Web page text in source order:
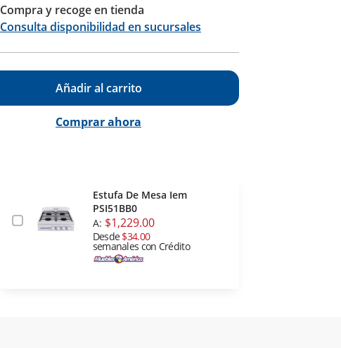
Compra y recoge en tienda
Consulta disponibilidad en sucursales
Añadir al carrito
Comprar ahora
Estufa De Mesa Iem
PSI51BB0
A: $1,229.00
Desde$34.00
semanales con Crédito